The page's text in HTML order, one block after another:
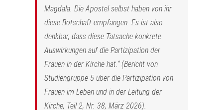
Magdala. Die Apostel selbst haben von ihr
diese Botschaft empfangen. Es ist also
denkbar, dass diese Tatsache konkrete
Auswirkungen auf die Partizipation der
Frauen in der Kirche hat.“ (Bericht von
Studiengruppe 5 über die Partizipation von
Frauen im Leben und in der Leitung der
Kirche, Teil 2, Nr. 38, März 2026).